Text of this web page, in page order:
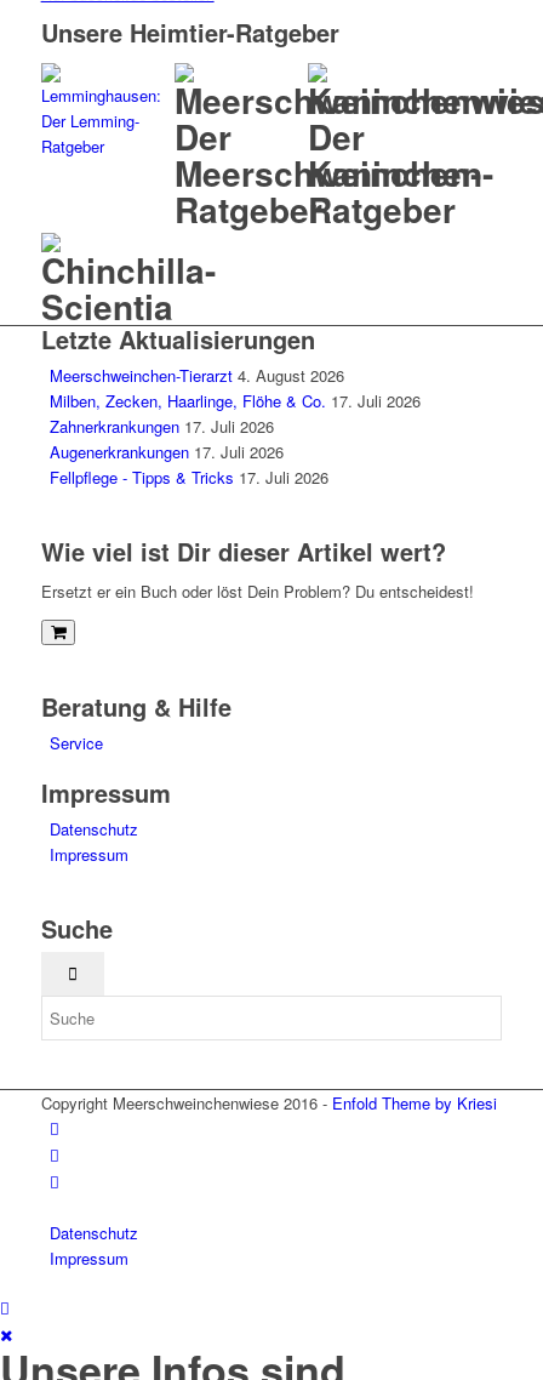
Unsere Heimtier-Ratgeber
Letzte Aktualisierungen
Meerschweinchen-Tierarzt 4. August 2026
Milben, Zecken, Haarlinge, Flöhe & Co. 17. Juli 2026
Zahnerkrankungen 17. Juli 2026
Augenerkrankungen 17. Juli 2026
Fellpflege - Tipps & Tricks 17. Juli 2026
Wie viel ist Dir dieser Artikel wert?
Ersetzt er ein Buch oder löst Dein Problem? Du entscheidest!
Beratung & Hilfe
Service
Impressum
Datenschutz
Impressum
Suche
Copyright Meerschweinchenwiese 2016 - Enfold Theme by Kriesi
Datenschutz
Impressum